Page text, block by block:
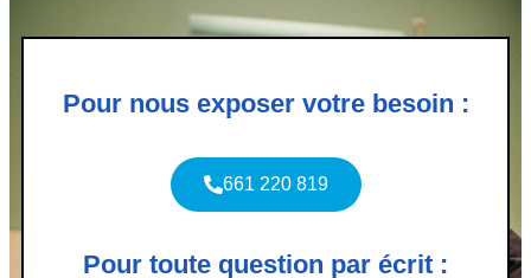
Pour nous exposer votre besoin :
661 220 819
Pour toute question par écrit :